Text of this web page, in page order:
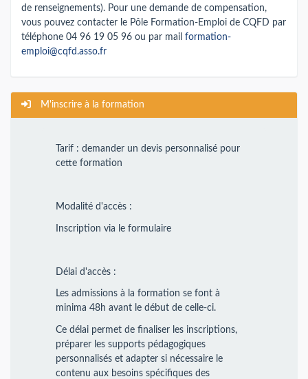
de renseignements). Pour une demande de compensation,
vous pouvez contacter le Pôle Formation-Emploi de CQFD par
téléphone 04 96 19 05 96 ou par mail formation-
emploi@cqfd.asso.fr
M'inscrire à la formation
Tarif : demander un devis personnalisé pour
cette formation
Modalité d'accès :
Inscription via le formulaire
Délai d'accès :
Les admissions à la formation se font à
minima 48h avant le début de celle-ci.
Ce délai permet de finaliser les inscriptions,
préparer les supports pédagogiques
personnalisés et adapter si nécessaire le
contenu aux besoins spécifiques des